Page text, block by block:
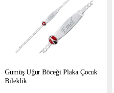
Gümüş Uğur Böceği Plaka Çocuk
Bileklik